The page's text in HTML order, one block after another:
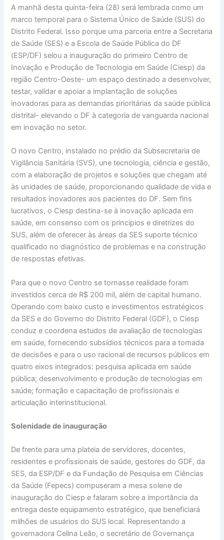
A manhã desta quinta-feira (28) será lembrada como um
marco temporal para o Sistema Único de Saúde (SUS) do
Distrito Federal. Isso porque uma parceria entre a Secretaria
de Saúde (SES) e a Escola de Saúde Pública do DF
(ESP/DF) selou a inauguração do primeiro Centro de
Inovação e Produção de Tecnologia em Saúde (Ciesp) da
região Centro-Oeste- um espaço destinado a desenvolver,
testar, validar e apoiar a implantação de soluções
inovadoras para as demandas prioritárias da saúde pública
distrital- elevando o DF à categoria de vanguarda nacional
em inovação no setor.
O novo Centro, instalado no prédio da Subsecretaria de
Vigilância Sanitária (SVS), une tecnologia, ciência e gestão,
com a elaboração de projetos e soluções que chegam até
às unidades de saúde, proporcionando qualidade de vida e
resultados inovadores aos pacientes do DF. Sem fins
lucrativos, o Ciesp destina-se à inovação aplicada em
saúde, em consenso com os princípios e diretrizes do
SUS, além de oferecer às áreas da SES suporte técnico
qualificado no diagnóstico de problemas e na construção
de respostas efetivas.
Para que o novo Centro se tornasse realidade foram
investidos cerca de R$ 200 mil, além de capital humano.
Operando com baixo custo e investimentos estratégicos
da SES e do Governo do Distrito Federal (GDF), o Ciesp
conduz e coordena estudos de avaliação de tecnologias
em saúde, fornecendo subsídios técnicos para a tomada
de decisões e para o uso racional de recursos públicos em
quatro eixos integrados: pesquisa aplicada em saúde
pública; desenvolvimento e produção de tecnologias em
saúde; formação e capacitação de profissionais e
articulação interinstitucional.
Solenidade de inauguração
De frente para uma plateia de servidores, docentes,
residentes e profissionais de saúde, gestores do GDF, da
SES, da ESP/DF e da Fundação de Pesquisa em Ciências
da Saúde (Fepecs) compuseram a mesa solene de
inauguração do Ciesp e falaram sobre a importância da
entrega deste equipamento estratégico, que beneficiará
milhões de usuários do SUS local. Representando a
governadora Celina Leão, o secretário de Governança